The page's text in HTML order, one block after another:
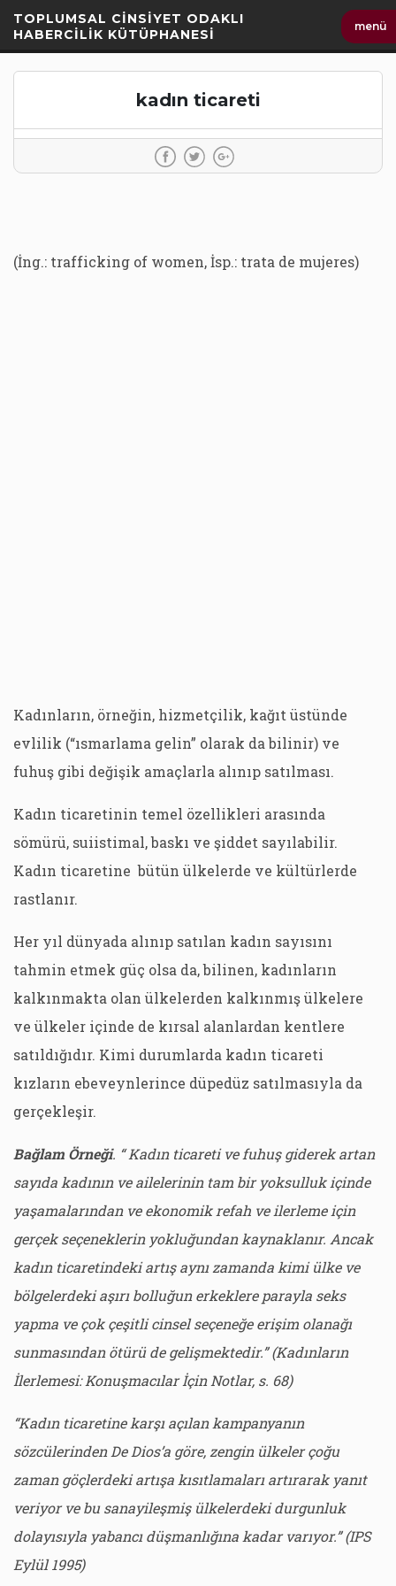
Geç
TOPLUMSAL CİNSİYET ODAKLI
HABERCİLİK KÜTÜPHANESİ
menü
kadın ticareti
(İng.: trafficking of women, İsp.: trata de mujeres)
Kadınların, örneğin, hizmetçilik, kağıt üstünde
evlilik (“ısmarlama gelin” olarak da bilinir) ve
fuhuş gibi değişik amaçlarla alınıp satılması.
Kadın ticaretinin temel özellikleri arasında
sömürü, suiistimal, baskı ve şiddet sayılabilir.
Kadın ticaretine bütün ülkelerde ve kültürlerde
rastlanır.
Her yıl dünyada alınıp satılan kadın sayısını
tahmin etmek güç olsa da, bilinen, kadınların
kalkınmakta olan ülkelerden kalkınmış ülkelere
ve ülkeler içinde de kırsal alanlardan kentlere
satıldığıdır. Kimi durumlarda kadın ticareti
kızların ebeveynlerince düpedüz satılmasıyla da
gerçekleşir.
Bağlam Örneği. “ Kadın ticareti ve fuhuş giderek artan
sayıda kadının ve ailelerinin tam bir yoksulluk içinde
yaşamalarından ve ekonomik refah ve ilerleme için
gerçek seçeneklerin yokluğundan kaynaklanır. Ancak
kadın ticaretindeki artış aynı zamanda kimi ülke ve
bölgelerdeki aşırı bolluğun erkeklere parayla seks
yapma ve çok çeşitli cinsel seçeneğe erişim olanağı
sunmasından ötürü de gelişmektedir.” (Kadınların
İlerlemesi: Konuşmacılar İçin Notlar, s. 68)
“Kadın ticaretine karşı açılan kampanyanın
sözcülerinden De Dios’a göre, zengin ülkeler çoğu
zaman göçlerdeki artışa kısıtlamaları artırarak yanıt
veriyor ve bu sanayileşmiş ülkelerdeki durgunluk
dolayısıyla yabancı düşmanlığına kadar varıyor.” (IPS
Eylül 1995)